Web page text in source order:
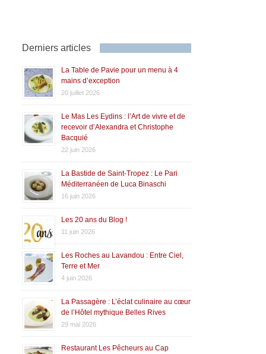
Derniers articles
La Table de Pavie pour un menu à 4
mains d’exception
20 juillet 2026
Le Mas Les Eydins : l’Art de vivre et de
recevoir d’Alexandra et Christophe
Bacquié
22 juin 2026
La Bastide de Saint-Tropez : Le Pari
Méditerranéen de Luca Binaschi
16 juin 2026
Les 20 ans du Blog !
11 juin 2026
Les Roches au Lavandou : Entre Ciel,
Terre et Mer
4 juin 2026
La Passagère : L’éclat culinaire au cœur
de l’Hôtel mythique Belles Rives
29 mai 2026
Restaurant Les Pêcheurs au Cap